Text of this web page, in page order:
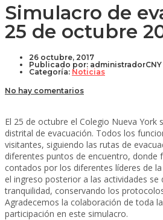
Simulacro de
25 de octubre
26 octubre, 2017
Publicado por: administradorCNY
Categoría: Noticias
No hay comentarios
El 25 de octubre el Colegio Nueva York
distrital de evacuación. Todos los
visitantes, siguiendo las rutas de
diferentes puntos de encuentro, donde
contados por los diferentes líderes de
el ingreso posterior a las actividades
tranquilidad, conservando los
Agradecemos la colaboración de toda
participación en este simulacro.